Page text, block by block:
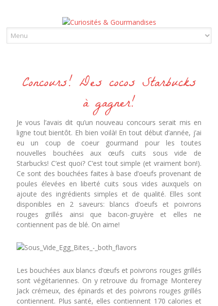
Concours! Des cocos Starbucks
à gagner!
Je vous l’avais dit qu’un nouveau concours serait mis en
ligne tout bientôt. Eh bien voilà! En tout début d’année, j’ai
eu un coup de coeur gourmand pour les toutes
nouvelles bouchées aux œufs cuits sous vide de
Starbucks! C’est quoi? C’est tout simple (et vraiment bon!).
Ce sont des bouchées faites à base d’oeufs provenant de
poules élevées en liberté cuits sous vides auxquels on
ajoute des ingrédients simples et de qualité. Elles sont
disponibles en 2 saveurs: blancs d’oeufs et poivrons
rouges grillés ainsi que bacon-gruyère et elles ne
contiennent pas de blé. On aime!
Les bouchées aux blancs d’œufs et poivrons rouges grillés
sont végétariennes. On y retrouve du fromage Monterey
Jack crémeux, des épinards et des poivrons rouges grillés
contiennent. Plus santé, elles contiennent 170 calories et